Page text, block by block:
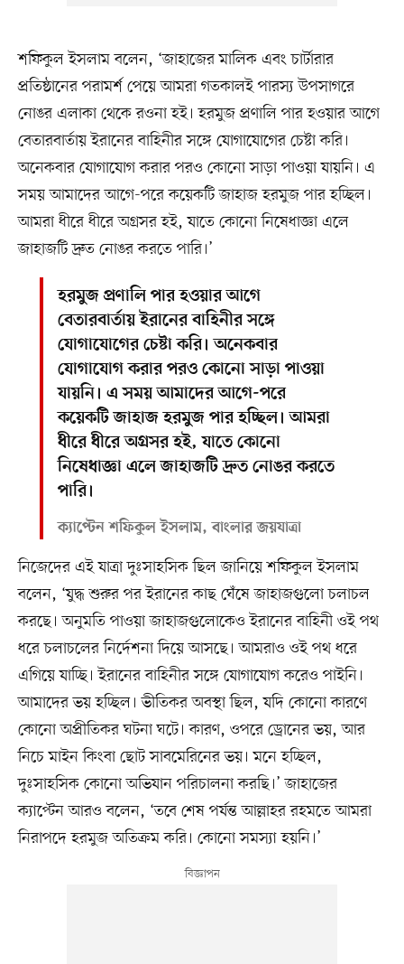
শফিকুল ইসলাম বলেন, ‘জাহাজের মালিক এবং চার্টারার
প্রতিষ্ঠানের পরামর্শ পেয়ে আমরা গতকালই পারস্য উপসাগরে
নোঙর এলাকা থেকে রওনা হই। হরমুজ প্রণালি পার হওয়ার আগে
বেতারবার্তায় ইরানের বাহিনীর সঙ্গে যোগাযোগের চেষ্টা করি।
অনেকবার যোগাযোগ করার পরও কোনো সাড়া পাওয়া যায়নি। এ
সময় আমাদের আগে-পরে কয়েকটি জাহাজ হরমুজ পার হচ্ছিল।
আমরা ধীরে ধীরে অগ্রসর হই, যাতে কোনো নিষেধাজ্ঞা এলে
জাহাজটি দ্রুত নোঙর করতে পারি।’
হরমুজ প্রণালি পার হওয়ার আগে
বেতারবার্তায় ইরানের বাহিনীর সঙ্গে
যোগাযোগের চেষ্টা করি। অনেকবার
যোগাযোগ করার পরও কোনো সাড়া পাওয়া
যায়নি। এ সময় আমাদের আগে-পরে
কয়েকটি জাহাজ হরমুজ পার হচ্ছিল। আমরা
ধীরে ধীরে অগ্রসর হই, যাতে কোনো
নিষেধাজ্ঞা এলে জাহাজটি দ্রুত নোঙর করতে
পারি।
ক্যাপ্টেন শফিকুল ইসলাম, বাংলার জয়যাত্রা
নিজেদের এই যাত্রা দুঃসাহসিক ছিল জানিয়ে শফিকুল ইসলাম
বলেন, ‘যুদ্ধ শুরুর পর ইরানের কাছ ঘেঁষে জাহাজগুলো চলাচল
করছে। অনুমতি পাওয়া জাহাজগুলোকেও ইরানের বাহিনী ওই পথ
ধরে চলাচলের নির্দেশনা দিয়ে আসছে। আমরাও ওই পথ ধরে
এগিয়ে যাচ্ছি। ইরানের বাহিনীর সঙ্গে যোগাযোগ করেও পাইনি।
আমাদের ভয় হচ্ছিল। ভীতিকর অবস্থা ছিল, যদি কোনো কারণে
কোনো অপ্রীতিকর ঘটনা ঘটে। কারণ, ওপরে ড্রোনের ভয়, আর
নিচে মাইন কিংবা ছোট সাবমেরিনের ভয়। মনে হচ্ছিল,
দুঃসাহসিক কোনো অভিযান পরিচালনা করছি।’ জাহাজের
ক্যাপ্টেন আরও বলেন, ‘তবে শেষ পর্যন্ত আল্লাহর রহমতে আমরা
নিরাপদে হরমুজ অতিক্রম করি। কোনো সমস্যা হয়নি।’